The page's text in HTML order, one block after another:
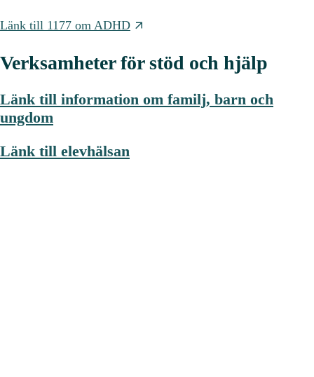
Länk till 1177 om ADHD
Verksamheter för stöd och hjälp
Länk till information om familj, barn och
ungdom
Länk till elevhälsan